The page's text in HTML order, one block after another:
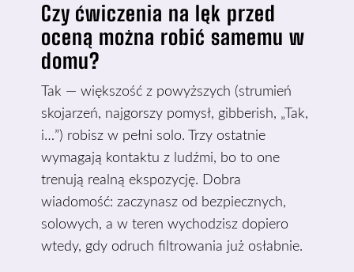
Czy ćwiczenia na lęk przed
oceną można robić samemu w
domu?
Tak — większość z powyższych (strumień
skojarzeń, najgorszy pomysł, gibberish, „Tak,
i…”) robisz w pełni solo. Trzy ostatnie
wymagają kontaktu z ludźmi, bo to one
trenują realną ekspozycję. Dobra
wiadomość: zaczynasz od bezpiecznych,
solowych, a w teren wychodzisz dopiero
wtedy, gdy odruch filtrowania już osłabnie.